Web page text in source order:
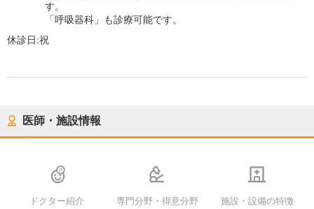
す。
「呼吸器科」も診療可能です。
休診日:祝
医師・施設情報
ドクター紹介 専門分野・得意分野 施設・設備の特徴